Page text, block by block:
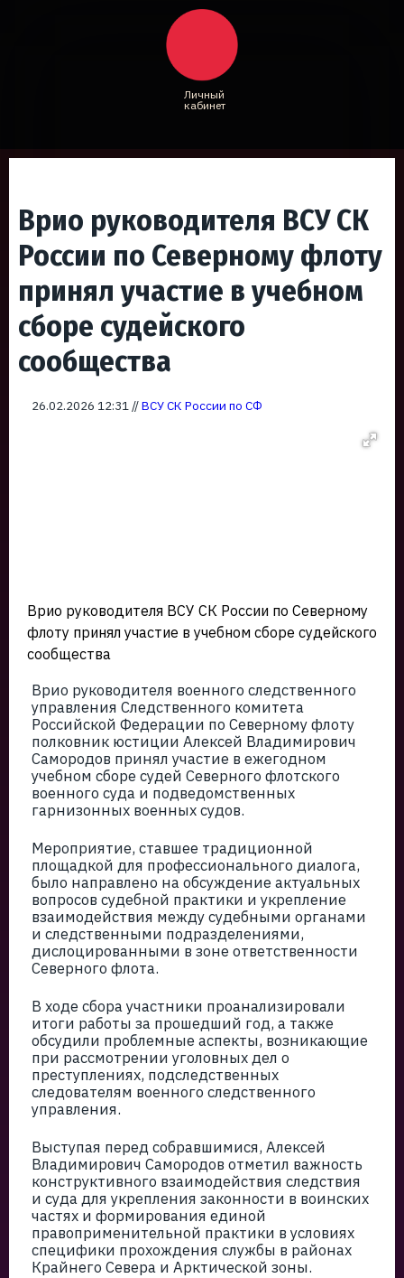
Личный
кабинет
Врио руководителя ВСУ СК
России по Северному флоту
принял участие в учебном
сборе судейского
сообщества
26.02.2026 12:31 //ВСУ СК России по СФ
Врио руководителя ВСУ СК России по Северному
флоту принял участие в учебном сборе судейского
сообщества
Врио руководителя военного следственного
управления Следственного комитета
Российской Федерации по Северному флоту
полковник юстиции Алексей Владимирович
Самородов принял участие в ежегодном
учебном сборе судей Северного флотского
военного суда и подведомственных
гарнизонных военных судов.
Мероприятие, ставшее традиционной
площадкой для профессионального диалога,
было направлено на обсуждение актуальных
вопросов судебной практики и укрепление
взаимодействия между судебными органами
и следственными подразделениями,
дислоцированными в зоне ответственности
Северного флота.
В ходе сбора участники проанализировали
итоги работы за прошедший год, а также
обсудили проблемные аспекты, возникающие
при рассмотрении уголовных дел о
преступлениях, подследственных
следователям военного следственного
управления.
Выступая перед собравшимися, Алексей
Владимирович Самородов отметил важность
конструктивного взаимодействия следствия
и суда для укрепления законности в воинских
частях и формирования единой
правоприменительной практики в условиях
специфики прохождения службы в районах
Крайнего Севера и Арктической зоны.